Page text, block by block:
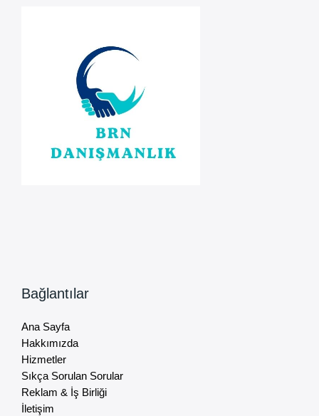
Bağlantılar
Ana Sayfa
Hakkımızda
Hizmetler
Sıkça Sorulan Sorular
Reklam & İş Birliği
İletişim